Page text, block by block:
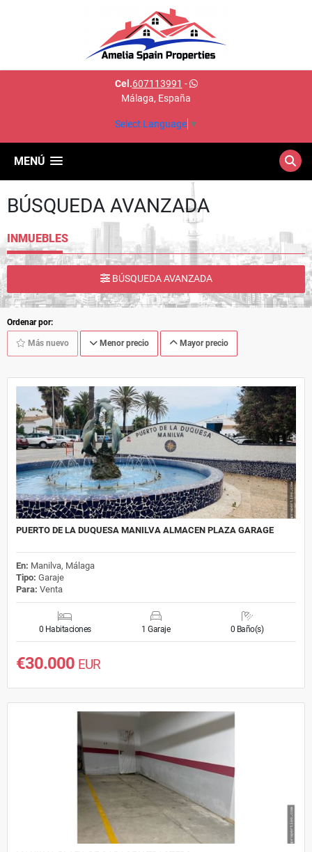
Cel.607113991 -
Málaga, España
Select Language ▼
MENÚ
BÚSQUEDA AVANZADA
INMUEBLES
BÚSQUEDA AVANZADA
Ordenar por:
Más nuevo Menor precio Mayor precio
PUERTO DE LA DUQUESA MANILVA ALMACEN PLAZA GARAGE
En: Manilva, Málaga
Tipo: Garaje
Para: Venta
0 Habitaciones 1 Garaje 0 Baño(s)
€30.000 EUR